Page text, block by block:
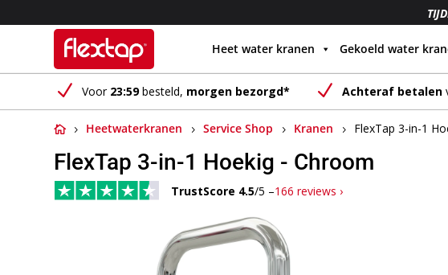
Heet water kranen Gekoeld water
N Voor 23:59besteld, morgen bezorgd* N Achteraf betalen
Heetwaterkranen Service Shop Kranen FlexTap 3-in-1
FlexTap 3-in-1 Hoekig - Chroom
TrustScore 4.5/5 –166 reviews ›